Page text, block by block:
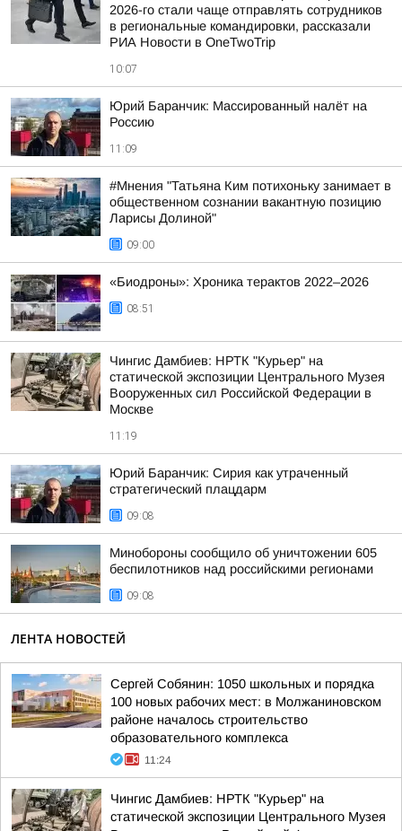
2026-го стали чаще отправлять сотрудников
в региональные командировки, рассказали
РИА Новости в OneTwoTrip
10:07
Юрий Баранчик: Массированный налёт на
Россию
11:09
#Мнения "Татьяна Ким потихоньку занимает в
общественном сознании вакантную позицию
Ларисы Долиной"
09:00
«Биодроны»: Хроника терактов 2022–2026
08:51
Чингис Дамбиев: НРТК "Курьер" на
статической экспозиции Центрального Музея
Вооруженных сил Российской Федерации в
Москве
11:19
Юрий Баранчик: Сирия как утраченный
стратегический плацдарм
09:08
Минобороны сообщило об уничтожении 605
беспилотников над российскими регионами
09:08
ЛЕНТА НОВОСТЕЙ
Сергей Собянин: 1050 школьных и порядка
100 новых рабочих мест: в Молжаниновском
районе началось строительство
образовательного комплекса
11:24
Чингис Дамбиев: НРТК "Курьер" на
статической экспозиции Центрального Музея